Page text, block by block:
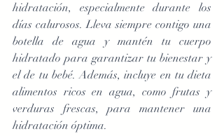
hidratación, especialmente durante los
días calurosos. Lleva siempre contigo una
botella de agua y mantén tu cuerpo
hidratado para garantizar tu bienestar y
el de tu bebé. Además, incluye en tu dieta
alimentos ricos en agua, como frutas y
verduras frescas, para mantener una
hidratación óptima.